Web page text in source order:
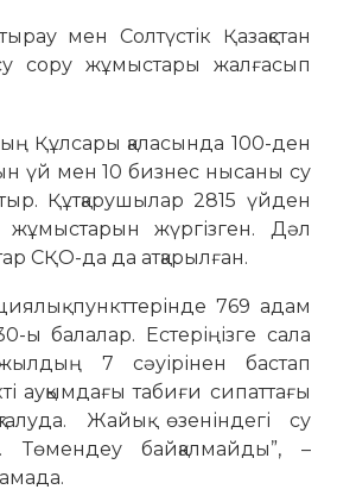
мен Солтүстік Қазақстан
сору жұмыстары жалғасып
Құлсары қаласында 100-ден
үй мен 10 бизнес нысаны су
Құтқарушылар 2815 үйден
жүргізген. Дәл
СҚО-да да атқарылған.
пункттерінде 769 адам
ы балалар. Естеріңізге сала
7 сәуірінен бастап
ауқымдағы табиғи сипаттағы
Жайық өзеніндегі су
Төмендеу байқалмайды”, –